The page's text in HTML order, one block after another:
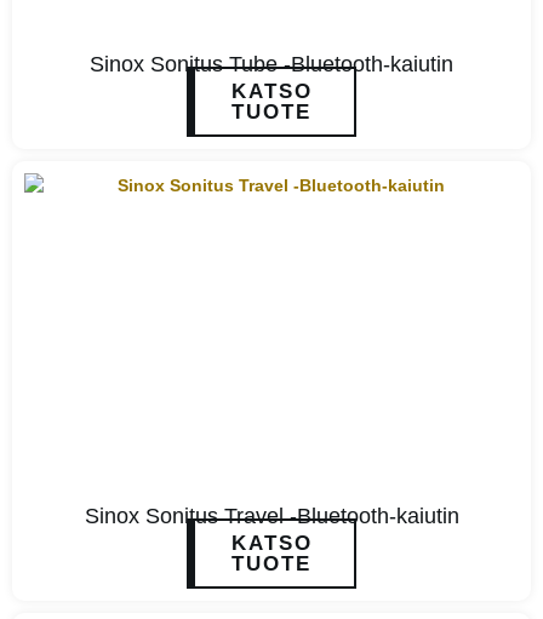
Sinox Sonitus Tube -Bluetooth-kaiutin
KATSO
TUOTE
Sinox Sonitus Travel -Bluetooth-kaiutin
KATSO
TUOTE